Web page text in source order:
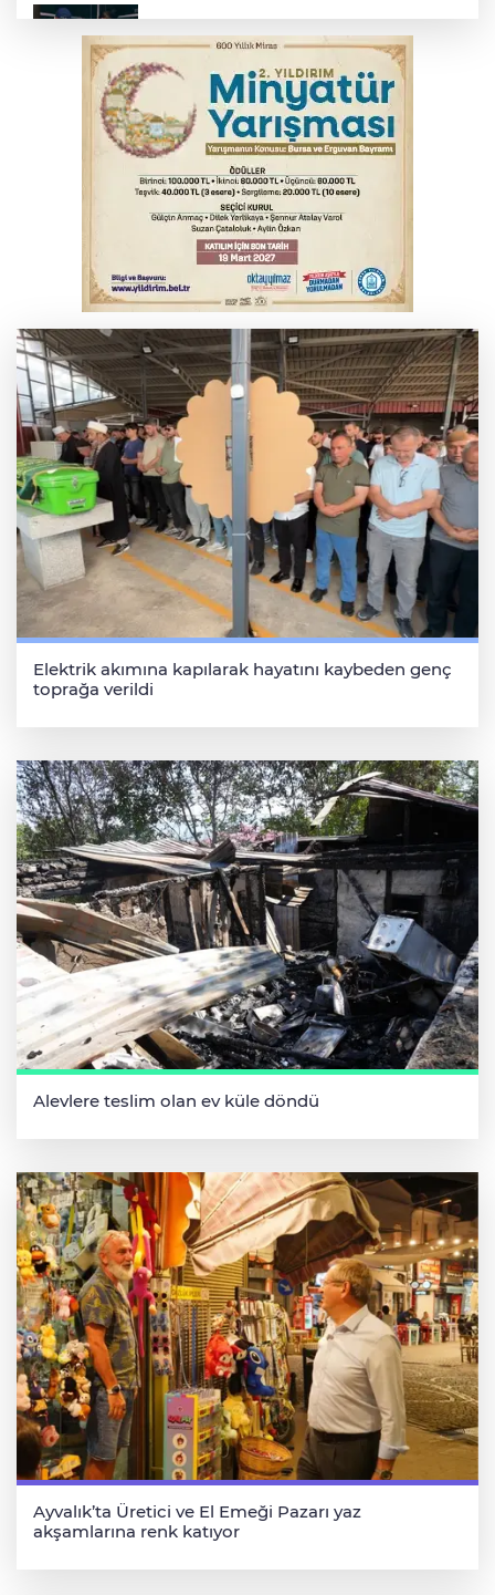
kişi tutuklandı
İnegöl’de yangın paniği! Apartmana
sıçrayan alevler söndürüldü
Elektrik akımına kapılan işçi hayatını
kaybetti
Serbest piyasada döviz fiyatları
Elektrik akımına kapılarak hayatını kaybeden genç
toprağa verildi
Alevlere teslim olan ev küle döndü
Ayvalık’ta Üretici ve El Emeği Pazarı yaz
akşamlarına renk katıyor